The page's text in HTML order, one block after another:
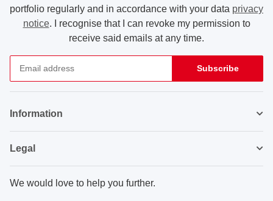
portfolio regularly and in accordance with your data privacy
notice. I recognise that I can revoke my permission to
receive said emails at any time.
Subscribe
Information
Legal
We would love to help you further.